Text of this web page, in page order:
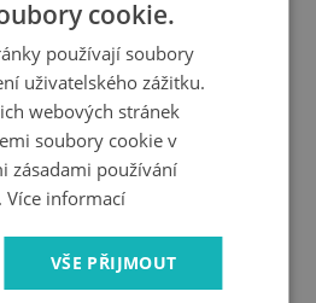
stěnu
cookie.
používají soubory
uživatelského zážitku.
webových stránek
soubory cookie v
zásadami používání
Více informací
VŠE PŘIJMOUT